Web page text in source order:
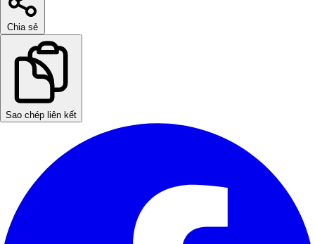
Chia sẻ
Sao chép liên kết